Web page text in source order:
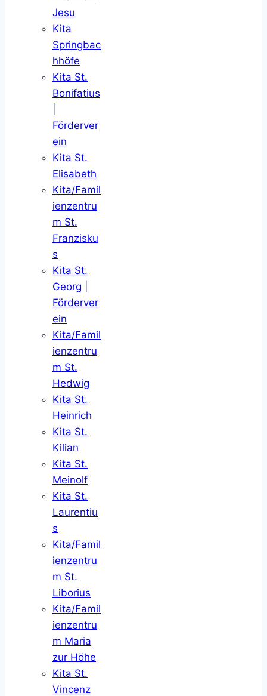
Jesu
Kita
Springbac
hhöfe
Kita St.
Bonifatius
Förderver
ein
Kita St.
Elisabeth
Kita/Famil
ienzentru
m St.
Franzisku
s
Kita St.
Georg
Förderver
ein
Kita/Famil
ienzentru
m St.
Hedwig
Kita St.
Heinrich
Kita St.
Kilian
Kita St.
Meinolf
Kita St.
Laurentiu
s
Kita/Famil
ienzentru
m St.
Liborius
Kita/Famil
ienzentru
m Maria
zur Höhe
Kita St.
Vincenz